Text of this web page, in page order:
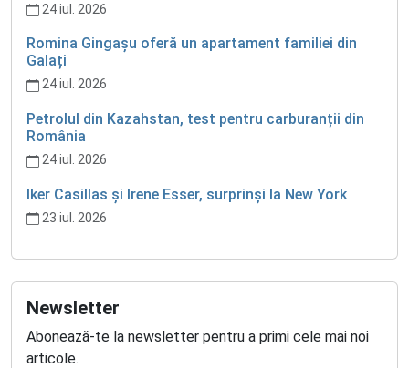
24 iul. 2026
Romina Gingașu oferă un apartament familiei din
Galați
24 iul. 2026
Petrolul din Kazahstan, test pentru carburanții din
România
24 iul. 2026
Iker Casillas și Irene Esser, surprinși la New York
23 iul. 2026
Newsletter
Abonează-te la newsletter pentru a primi cele mai noi
articole.